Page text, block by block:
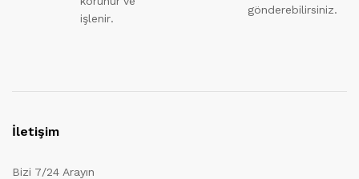
işlenir.
gönderebilirsiniz.
İletişim
Bizi 7/24 Arayın